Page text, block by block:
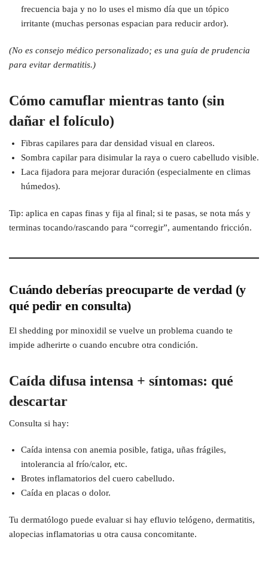
frecuencia baja y no lo uses el mismo día que un tópico
irritante (muchas personas espacian para reducir ardor).
(No es consejo médico personalizado; es una guía de prudencia
para evitar dermatitis.)
Cómo camuflar mientras tanto (sin
dañar el folículo)
Fibras capilares para dar densidad visual en clareos.
Sombra capilar para disimular la raya o cuero cabelludo visible.
Laca fijadora para mejorar duración (especialmente en climas
húmedos).
Tip: aplica en capas finas y fija al final; si te pasas, se nota más y
terminas tocando/rascando para “corregir”, aumentando fricción.
Cuándo deberías preocuparte de verdad (y
qué pedir en consulta)
El shedding por minoxidil se vuelve un problema cuando te
impide adherirte o cuando encubre otra condición.
Caída difusa intensa + síntomas: qué
descartar
Consulta si hay:
Caída intensa con anemia posible, fatiga, uñas frágiles,
intolerancia al frío/calor, etc.
Brotes inflamatorios del cuero cabelludo.
Caída en placas o dolor.
Tu dermatólogo puede evaluar si hay efluvio telógeno, dermatitis,
alopecias inflamatorias u otra causa concomitante.